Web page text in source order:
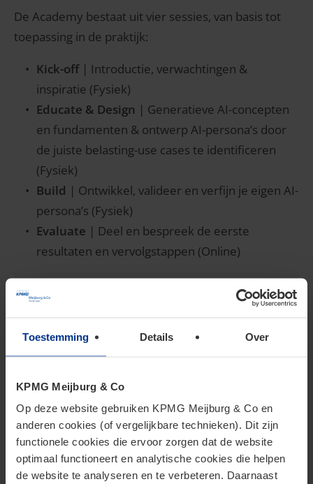
Toestemming Details Over
KPMG Meijburg & Co
Op deze website gebruiken KPMG Meijburg & Co en
anderen cookies (of vergelijkbare technieken). Dit zijn
functionele cookies die ervoor zorgen dat de website
optimaal functioneert en analytische cookies die helpen
de website te analyseren en te verbeteren. Daarnaast
De Academy bestaat uit vier sessies, van basis tot
toepassing in de praktijk:
Kick-off| Introductie, verwachtingen &
inspiratie (Fysiek)
Educate & Design | Generatieve AI-concepten
en fundamenten & ontwerp AI-persona’s door
de juiste belasting-use cases te identificeren
(Fysiek)
Build | Ontwikkel, valideer en verfijn je eigen AI-
persona’s (Fysiek)
Evaluate | Deel en bespreek de eerste
resultaten en vervolgstappen (Online)
Jouw key takeaways
deelnemers over:
Ontworpen, geteste en verfijnde AI Tax
Persona(s) voor eigen use case(s).
Praktische vaardigheden in prompting,